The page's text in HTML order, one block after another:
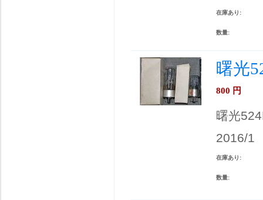
在庫あり:
数量:
曙光
800 円
曙光
2016/1
在庫あり:
数量: